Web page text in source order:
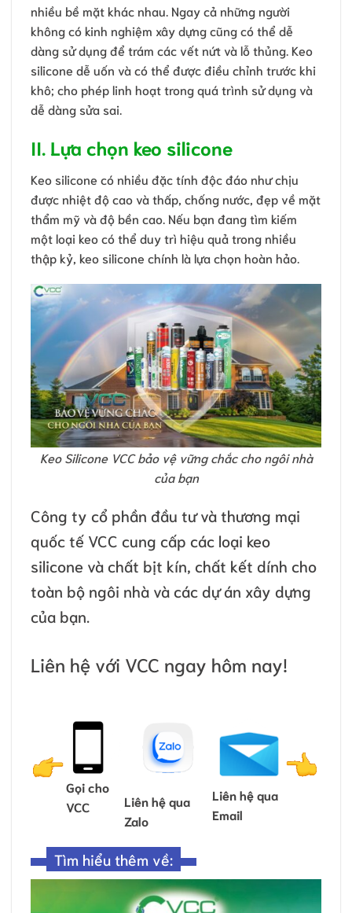
nhiều bề mặt khác nhau. Ngay cả những người
không có kinh nghiệm xây dựng cũng có thể dễ
dàng sử dụng để trám các vết nứt và lỗ thủng. Keo
silicone dễ uốn và có thể được điều chỉnh trước khi
khô; cho phép linh hoạt trong quá trình sử dụng và
dễ dàng sửa sai.
II. Lựa chọn keo silicone
Keo silicone có nhiều đặc tính độc đáo như chịu
được nhiệt độ cao và thấp, chống nước, đẹp về mặt
thẩm mỹ và độ bền cao. Nếu bạn đang tìm kiếm
một loại keo có thể duy trì hiệu quả trong nhiều
thập kỷ, keo silicone chính là lựa chọn hoàn hảo.
Keo Silicone VCC bảo vệ vững chắc cho ngôi nhà
của bạn
Công ty cổ phần đầu tư và thương mại
quốc tế VCC cung cấp các loại keo
silicone và chất bịt kín, chất kết dính cho
toàn bộ ngôi nhà và các dự án xây dựng
của bạn.
Liên hệ với VCC ngay hôm nay!
Gọi cho
VCC
Liên hệ qua
Zalo
Liên hệ qua
Email
Tìm hiểu thêm về: